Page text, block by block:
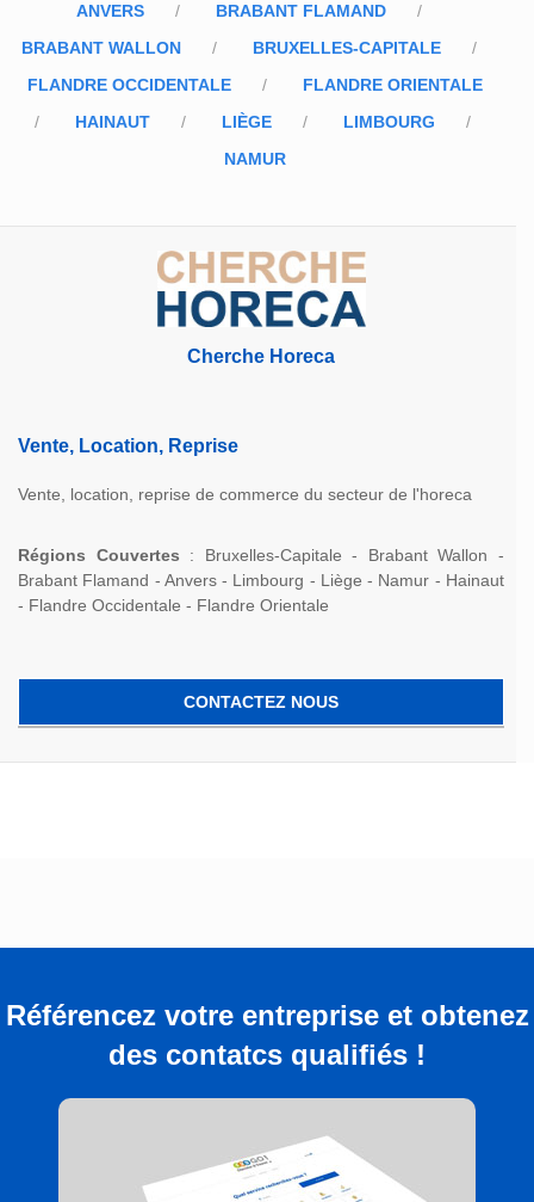
ANVERS
BRABANT FLAMAND
BRABANT WALLON
BRUXELLES-CAPITALE
FLANDRE OCCIDENTALE
FLANDRE ORIENTALE
HAINAUT
LIÈGE
LIMBOURG
NAMUR
Cherche Horeca
Vente, Location, Reprise
Vente, location, reprise de commerce du secteur de l'horeca
Régions Couvertes : Bruxelles-Capitale - Brabant Wallon -
Brabant Flamand - Anvers - Limbourg - Liège - Namur - Hainaut
- Flandre Occidentale - Flandre Orientale
CONTACTEZ NOUS
Référencez votre entreprise et obtenez
des contatcs qualifiés !